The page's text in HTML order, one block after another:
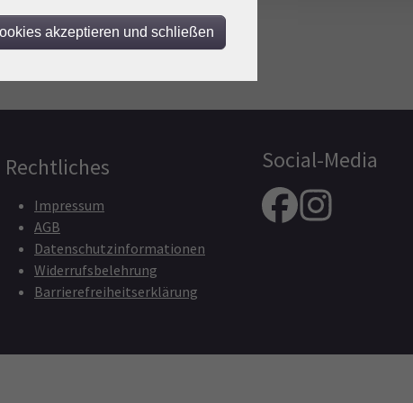
Rechtliches
Impressum
AGB
Datenschutzinformationen
Widerrufsbelehrung
Barrierefreiheitserklärung
Social-Media
akzeptieren und schließen